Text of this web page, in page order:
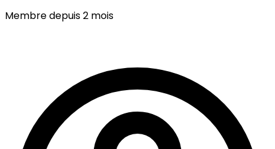
Membre depuis 2 mois